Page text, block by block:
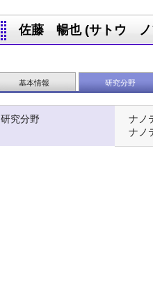
佐藤 暢也 (サトウ ノ
基本情報 研究分野
研究分野
ナノ
ナノ